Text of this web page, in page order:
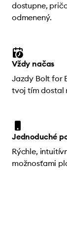
dostupne,
odmenený.
Vždy načas
Jazdy Bolt for
tvoj tím dostal
Jednoduché
Rýchle,
možnosťami